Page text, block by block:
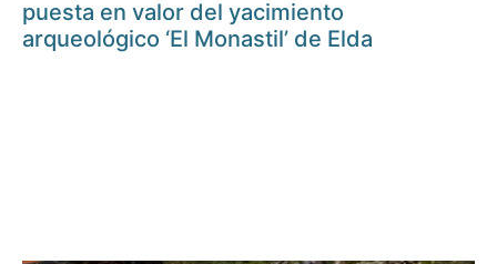
puesta en valor del yacimiento
arqueológico ‘El Monastil’ de Elda